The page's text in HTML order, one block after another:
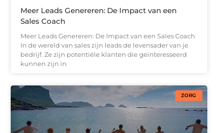
Meer Leads Genereren: De Impact van een
Sales Coach
Meer Leads Genereren: De Impact van een Sales Coach
In de wereld van sales zijn leads de levensader van je
bedrijf. Ze zijn potentiële klanten die geïnteresseerd
kunnen zijn in
ZORG